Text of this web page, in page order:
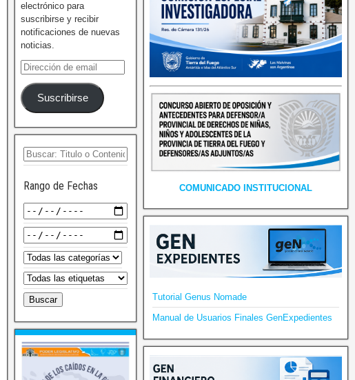
electrónico para
suscribirse y recibir
notificaciones de nuevas
noticias.
Suscribirse
Rango de Fechas COMUNICADO INSTITUCIONAL
Tutorial Genus Nomade
Manual de Usuarios Finales GenExpedientes